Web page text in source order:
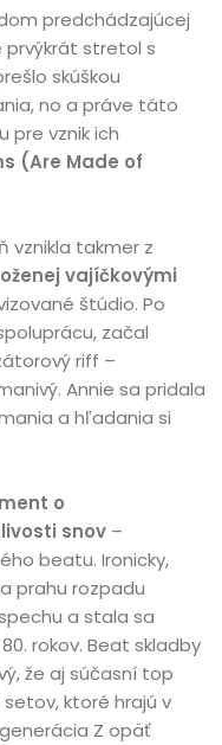
predchádzajúcej
prvýkrát stretol s
skúškou
no a práve táto
pre vznik ich
(Are Made of
vznikla takmer z
vajíčkovými
štúdio. Po
začal
riff –
Annie sa pridala
a hľadania si
o
snov –
beatu. Ironicky,
prahu rozpadu
a stala sa
rokov. Beat skladby
že aj súčasní top
ktoré hrajú v
Z opäť